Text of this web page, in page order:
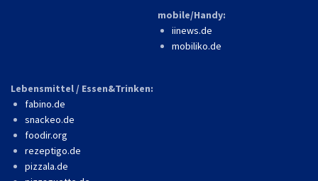
mobile/Handy:
iinews.de
mobiliko.de
Lebensmittel / Essen&Trinken:
fabino.de
snackeo.de
foodir.org
rezeptigo.de
pizzala.de